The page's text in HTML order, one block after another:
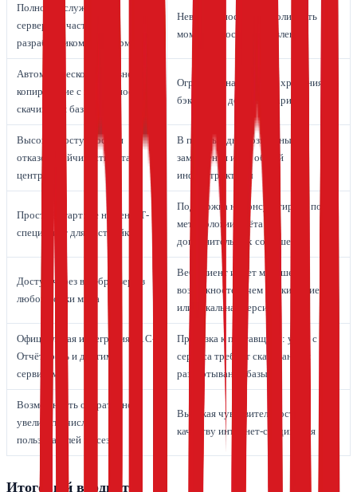
Полное обслуживание
серверной части
разработчиком платформы
Невозможность контролировть
момент и состав обновлений
Автоматическое резервное
копирование с возможностью
скачивания базы
Ограниченная глубина хранения
бэкапов на дешёвых тарифах
Высокая доступность и
отказоустойчивость дата-
центров
В пиковые дни возможны
замедления из-за общей
инфраструктуры
Простой старт: не нужен ИТ-
специалист для настройки
Поддержка не консультирует по
методологии учёта без
дополнительных соглашений
Доступ через веб-браузер из
любой точки мира
Веб-клиент имеет меньше
возможностей, чем тонкий клиент
или локальная версия
Официальная интеграция с 1С-
Отчётность и другими
сервисами
Привязка к поставщику: уход с
сервиса требует скачивания и
развёртывания базы
Возможность оперативно
увеличить число
пользователей на сезон
Высокая чувствительность к
качеству интернет-соединения
Итоговый вердикт